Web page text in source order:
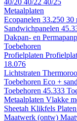
40/20 40/22 40/25
Metaalplaten
Ecopanelen 33.250 30
Sandwichpanelen
Dakpan- en
Toebehoren
Profielplaten
18.076
Lichtstraten
Toebehoren Eco +
Toebehoren 45.333
Metaalplaten Vlakke
Sheetah Klikfels Platen
Maatwerk (ontw)